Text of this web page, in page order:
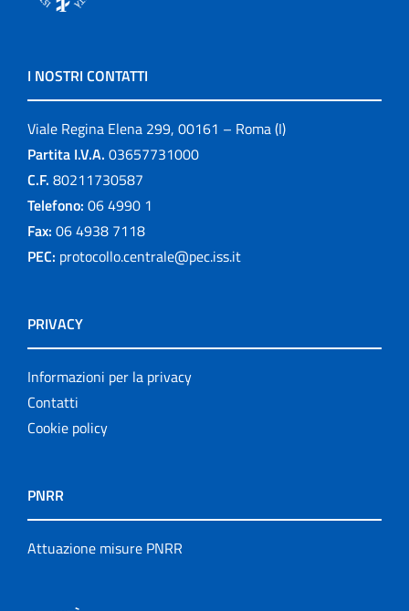
I NOSTRI CONTATTI
Viale Regina Elena 299, 00161 – Roma (I)
Partita I.V.A. 03657731000
C.F. 80211730587
Telefono: 06 4990 1
Fax: 06 4938 7118
PEC: protocollo.centrale@pec.iss.it
PRIVACY
Informazioni per la privacy
Contatti
Cookie policy
PNRR
Attuazione misure PNRR